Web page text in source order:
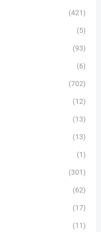
(421)
(5)
(93)
(6)
(702)
(12)
(13)
(13)
(1)
(301)
(62)
(17)
(11)